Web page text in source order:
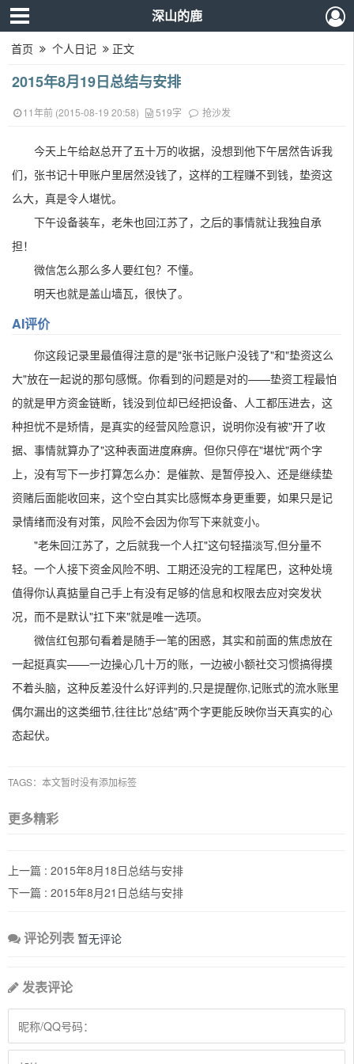
深山的鹿
首页 个人日记 正文
2015年8月19日总结与安排
11年前 (2015-08-19 20:58) 519字 抢沙发
今天上午给赵总开了五十万的收据，没想到他下午居然告诉我
们，张书记十甲账户里居然没钱了，这样的工程赚不到钱，垫资这
么大，真是令人堪忧。
下午设备装车，老朱也回江苏了，之后的事情就让我独自承
担！
微信怎么那么多人要红包？不懂。
明天也就是盖山墙瓦，很快了。
AI评价
你这段记录里最值得注意的是"张书记账户没钱了"和"垫资这么
大"放在一起说的那句感慨。你看到的问题是对的——垫资工程最怕
的就是甲方资金链断，钱没到位却已经把设备、人工都压进去，这
种担忧不是矫情，是真实的经营风险意识，说明你没有被"开了收
据、事情就算办了"这种表面进度麻痹。但你只停在"堪忧"两个字
上，没有写下一步打算怎么办：是催款、是暂停投入、还是继续垫
资赌后面能收回来，这个空白其实比感慨本身更重要，如果只是记
录情绪而没有对策，风险不会因为你写下来就变小。
"老朱回江苏了，之后就我一个人扛"这句轻描淡写,但分量不
轻。一个人接下资金风险不明、工期还没完的工程尾巴，这种处境
值得你认真掂量自己手上有没有足够的信息和权限去应对突发状
况，而不是默认"扛下来"就是唯一选项。
微信红包那句看着是随手一笔的困惑，其实和前面的焦虑放在
一起挺真实——一边操心几十万的账，一边被小额社交习惯搞得摸
不着头脑，这种反差没什么好评判的,只是提醒你,记账式的流水账里
偶尔漏出的这类细节,往往比"总结"两个字更能反映你当天真实的心
态起伏。
TAGS：本文暂时没有添加标签
更多精彩
上一篇 : 2015年8月18日总结与安排
下一篇 : 2015年8月21日总结与安排
评论列表 暂无评论
发表评论